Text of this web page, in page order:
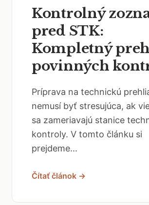
Kontrolný
pred STK:
Kompletný
povinných
Príprava na technickú
nemusí byť stresujúca, ak
sa zameriavajú stanice
kontroly. V tomto článku si
prejdeme...
Čítať článok →